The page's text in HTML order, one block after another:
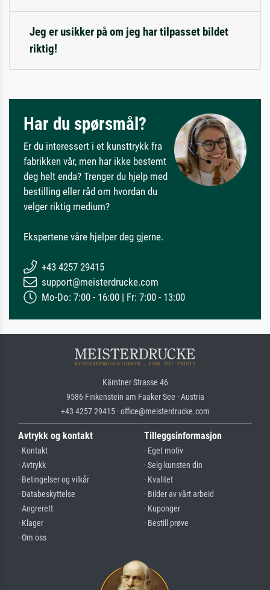
Jeg er usikker på om jeg har tilpasset bildet
riktig!
Har du spørsmål?
Er du interessert i et kunsttrykk fra
fabrikken vår, men har ikke bestemt
deg helt enda? Trenger du hjelp med
bestilling eller råd om hvordan du
velger riktig medium?
Ekspertene våre hjelper deg gjerne.
+43 4257 29415
support@meisterdrucke.com
Mo-Do: 7:00 - 16:00 | Fr: 7:00 - 13:00
Kärntner Strasse 46
9586 Finkenstein am Faaker See · Austria
+43 4257 29415 · office@meisterdrucke.com
Avtrykk og kontakt
· Kontakt
· Avtrykk
· Betingelser og vilkår
· Databeskyttelse
· Angrerett
· Klager
· Om oss
Tilleggsinformasjon
· Eget motiv
· Selg kunsten din
· Kvalitet
· Bilder av vårt arbeid
· Kuponger
· Bestill prøve